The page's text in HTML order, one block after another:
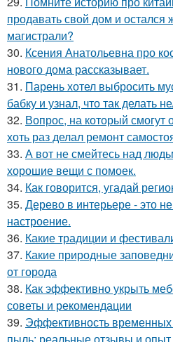
продавать свой дом и остался
магистрали?
30. Ксения Анатольевна про
нового дома рассказывает.
31. Парень хотел выбросить
бабку и узнал, что так делать
32. Вопрос, на который смогут
хоть раз делал ремонт
33. А вот не смейтесь над
хорошие вещи с помоек.
34. Как говорится, угадай
35. Дерево в интерьере - это
настроение.
36. Какие традиции и
37. Какие природные
от города
38. Как эффективно укрыть
советы и рекомендации
39. Эффективность
пыль: реальные отзывы и опыт